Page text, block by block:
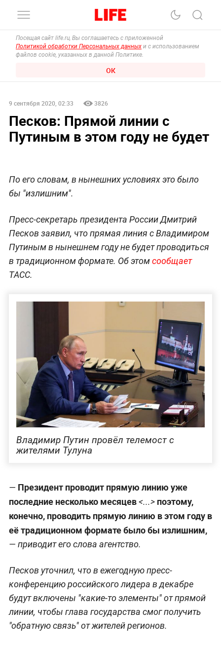
Посещая сайт life.ru, Вы соглашаетесь с приложенной
Политикой обработки Персональных данных и с использованием
файлов cookie, указанных в данной Политике.
ОК
9 сентября 2020, 02:33 3826
Песков: Прямой линии с
Путиным в этом году не будет
По его словам, в нынешних условиях это было
бы "излишним".
Пресс-секретарь президента России Дмитрий
Песков заявил, что прямая линия с Владимиром
Путиным в нынешнем году не будет проводиться
в традиционном формате. Об этомсообщает
ТАСС.
Владимир Путин провёл телемост с
жителями Тулуна
— Президент проводит прямую линию уже
последние несколько месяцев<...>поэтому,
конечно, проводить прямую линию в этом году в
её традиционном формате было бы излишним,
— приводит его слова агентство.
Песков уточнил, что в ежегодную пресс-
конференцию российского лидера в декабре
будут включены "какие-то элементы" от прямой
линии, чтобы глава государства смог получить
"обратную связь" от жителей регионов.